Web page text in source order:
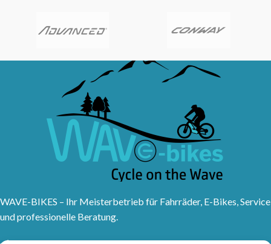
WAVE-BIKES – Ihr Meisterbetrieb für Fahrräder, E-Bikes, Service
und professionelle Beratung.